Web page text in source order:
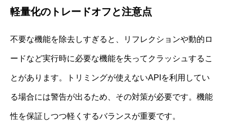
軽量化のトレードオフと注意点
不要な機能を除去しすぎると、リフレクションや動的ロ
ードなど実行時に必要な機能を失ってクラッシュするこ
とがあります。トリミングが使えないAPIを利用してい
る場合には警告が出るため、その対策が必要です。機能
性を保証しつつ軽くするバランスが重要です。